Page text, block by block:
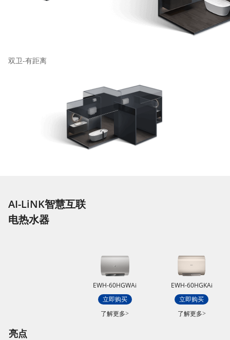
双卫-有距离
AI-LiNK智慧互联
电热水器
EWH-60HGWAi
立即购买
了解更多>
EWH-60HGKAi
立即购买
了解更多>
亮点